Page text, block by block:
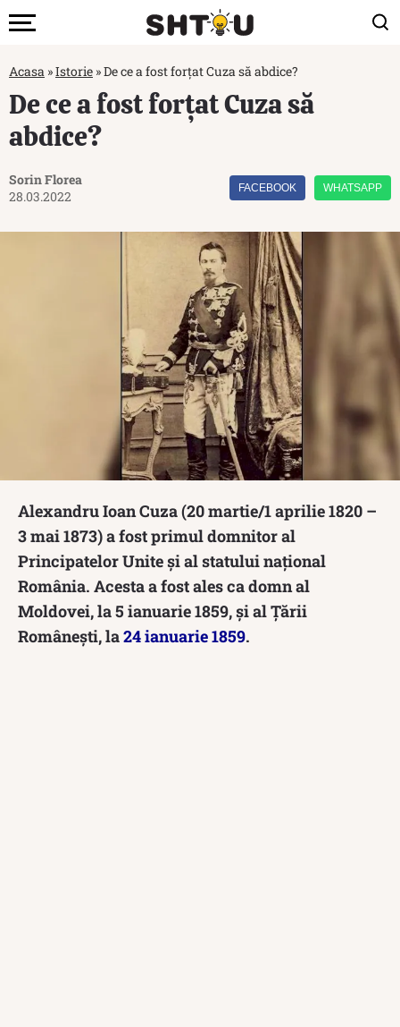
Acasa »Istorie »De ce a fost forțat Cuza să abdice?
De ce a fost forțat Cuza să
abdice?
Sorin Florea
28.03.2022
FACEBOOK WHATSAPP
Alexandru Ioan Cuza (20 martie/1 aprilie 1820 –
3 mai 1873) a fost primul domnitor al
Principatelor Unite și al statului național
România. Acesta a fost ales ca domn al
Moldovei, la 5 ianuarie 1859, și al Țării
Românești, la24 ianuarie 1859.